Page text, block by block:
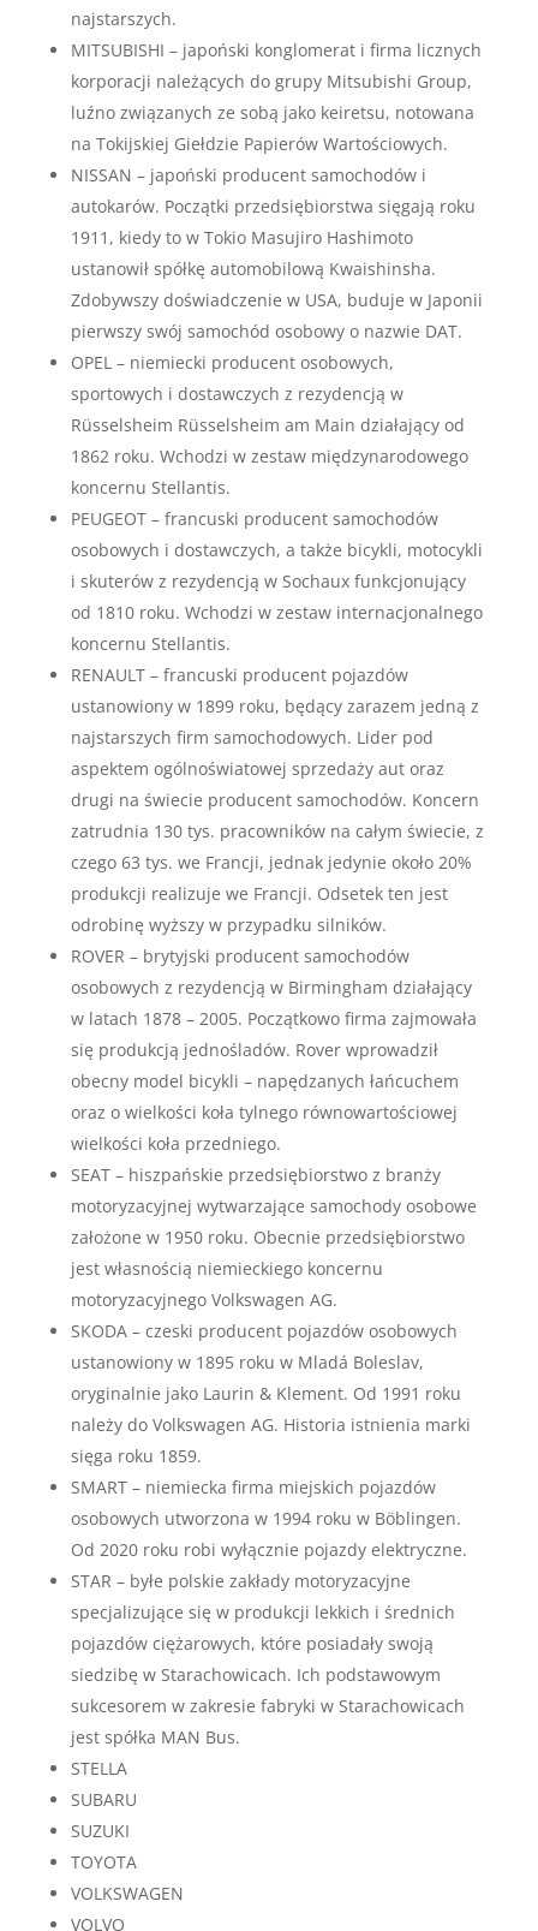
najstarszych.
MITSUBISHI – japoński konglomerat i firma licznych
korporacji należących do grupy Mitsubishi Group,
luźno związanych ze sobą jako keiretsu, notowana
na Tokijskiej Giełdzie Papierów Wartościowych.
NISSAN – japoński producent samochodów i
autokarów. Początki przedsiębiorstwa sięgają roku
1911, kiedy to w Tokio Masujiro Hashimoto
ustanowił spółkę automobilową Kwaishinsha.
Zdobywszy doświadczenie w USA, buduje w Japonii
pierwszy swój samochód osobowy o nazwie DAT.
OPEL – niemiecki producent osobowych,
sportowych i dostawczych z rezydencją w
Rüsselsheim Rüsselsheim am Main działający od
1862 roku. Wchodzi w zestaw międzynarodowego
koncernu Stellantis.
PEUGEOT – francuski producent samochodów
osobowych i dostawczych, a także bicykli, motocykli
i skuterów z rezydencją w Sochaux funkcjonujący
od 1810 roku. Wchodzi w zestaw internacjonalnego
koncernu Stellantis.
RENAULT – francuski producent pojazdów
ustanowiony w 1899 roku, będący zarazem jedną z
najstarszych firm samochodowych. Lider pod
aspektem ogólnoświatowej sprzedaży aut oraz
drugi na świecie producent samochodów. Koncern
zatrudnia 130 tys. pracowników na całym świecie, z
czego 63 tys. we Francji, jednak jedynie około 20%
produkcji realizuje we Francji. Odsetek ten jest
odrobinę wyższy w przypadku silników.
ROVER – brytyjski producent samochodów
osobowych z rezydencją w Birmingham działający
w latach 1878 – 2005. Początkowo firma zajmowała
się produkcją jednośladów. Rover wprowadził
obecny model bicykli – napędzanych łańcuchem
oraz o wielkości koła tylnego równowartościowej
wielkości koła przedniego.
SEAT – hiszpańskie przedsiębiorstwo z branży
motoryzacyjnej wytwarzające samochody osobowe
założone w 1950 roku. Obecnie przedsiębiorstwo
jest własnością niemieckiego koncernu
motoryzacyjnego Volkswagen AG.
SKODA – czeski producent pojazdów osobowych
ustanowiony w 1895 roku w Mladá Boleslav,
oryginalnie jako Laurin & Klement. Od 1991 roku
należy do Volkswagen AG. Historia istnienia marki
sięga roku 1859.
SMART – niemiecka firma miejskich pojazdów
osobowych utworzona w 1994 roku w Böblingen.
Od 2020 roku robi wyłącznie pojazdy elektryczne.
STAR – byłe polskie zakłady motoryzacyjne
specjalizujące się w produkcji lekkich i średnich
pojazdów ciężarowych, które posiadały swoją
siedzibę w Starachowicach. Ich podstawowym
sukcesorem w zakresie fabryki w Starachowicach
jest spółka MAN Bus.
STELLA
SUBARU
SUZUKI
TOYOTA
VOLKSWAGEN
VOLVO